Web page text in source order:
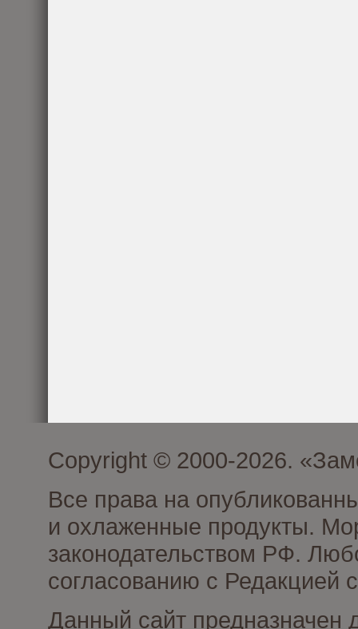
Copyright © 2000-2026.
Все права на
и охлаженные продукты.
законодательством РФ.
согласованию с Редакцией
Данный сайт предназначен